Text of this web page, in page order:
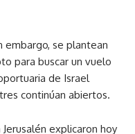
embargo, se plantean
para buscar un vuelo
de Israel
continúan abiertos.
explicaron hoy